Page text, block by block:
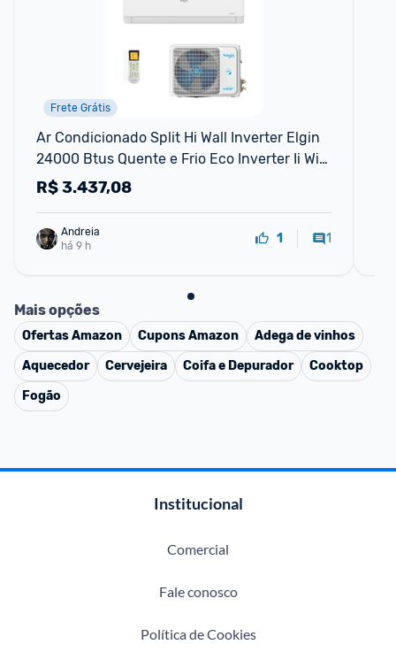
Frete Grátis
Ar Condicionado Split Hi Wall Inverter Elgin
24000 Btus Quente e Frio Eco Inverter Ii Wi-
fi C 220v
R$3.437,08
Andreia
há 9 h
1 1
Mais opções
OfertasAmazon CuponsAmazon
Adega de vinhos
Aquecedor
Cervejeira Coifa e Depurador
Cooktop
Fogão
Institucional
Comercial
Fale conosco
Política de Cookies